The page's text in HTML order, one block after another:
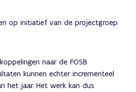
op initiatief van de projectgroep
naar de FOSB
kunnen echter incrementeel
het jaar. Het werk kan dus